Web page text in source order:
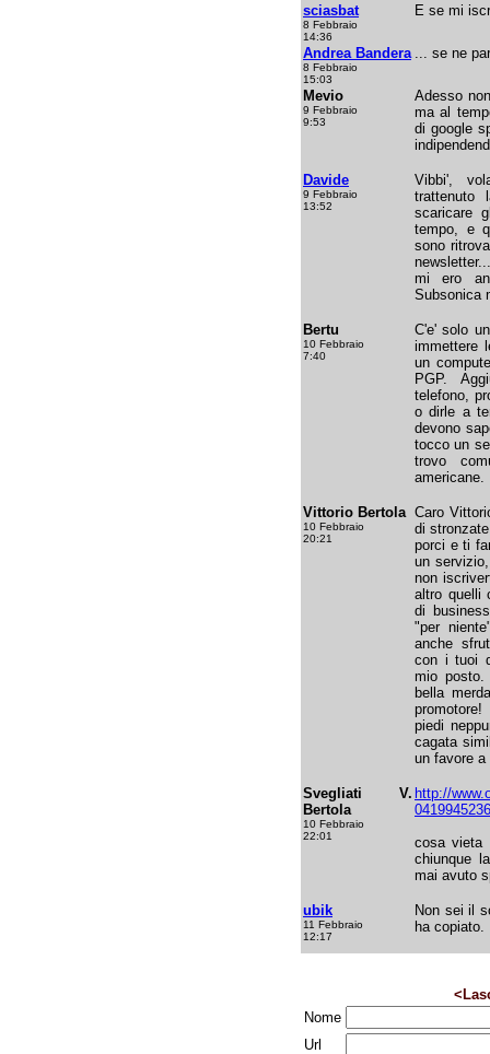
sciasbat
8 Febbraio
14:36
E se mi
Andrea Bandera
8 Febbraio
15:03
... se ne
Mevio
9 Febbraio
9:53
Adesso
ma al
di google
Davide
9 Febbraio
13:52
Vibbi',
trattenuto
scaricare
tempo, e
sono
mi ero
Subsonica
Bertu
10 Febbraio
7:40
C'e' solo
immettere
un
PGP.
telefono,
o dirle a
devono
tocco un
trovo
americane.
Vittorio Bertola
10 Febbraio
20:21
Caro
di
porci e ti
un
non
altro quelli
di
"per
anche
con i tuoi
mio
bella
piedi
cagata
un favore
Svegliati V.
Bertola
10 Febbraio
22:01
http://
cosa vieta
chiunque
mai avuto
ubik
11 Febbraio
12:17
Non sei il
ha copiato.
Nome
Url